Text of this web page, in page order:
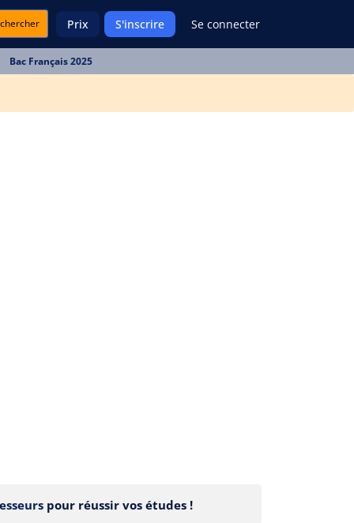
Prix S'inscrire Se connecter
Bac Français 2025
pour réussir vos études !